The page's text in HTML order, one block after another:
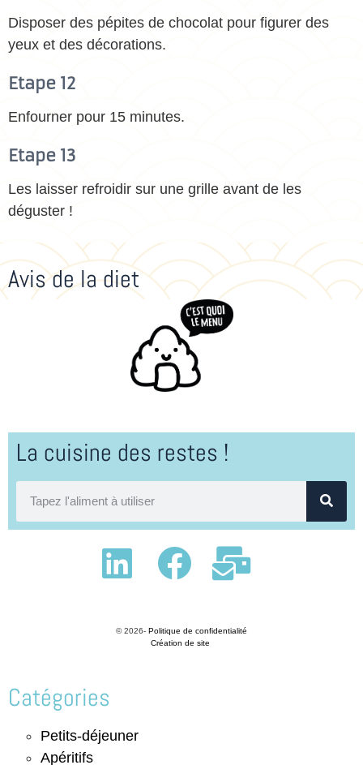
Disposer des pépites de chocolat pour figurer des
yeux et des décorations.
Etape 12
Enfourner pour 15 minutes.
Etape 13
Les laisser refroidir sur une grille avant de les
déguster !
Avis de la diet
Catégories
Petits-déjeuner
Apéritifs
La cuisine des restes !
© 2026- Politique de confidentialité
Création de site